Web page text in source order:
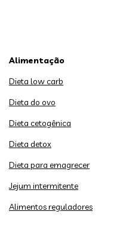
Alimentação
Dieta low carb
Dieta do ovo
Dieta cetogênica
Dieta detox
Dieta para emagrecer
Jejum intermitente
Alimentos reguladores